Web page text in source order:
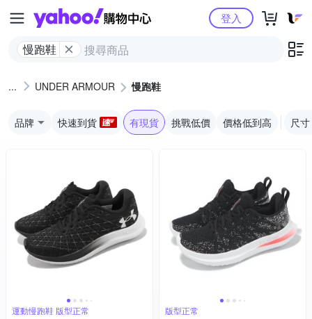
Yahoo購物中心
慢跑鞋
登入
UNDER ARMOUR 慢跑鞋
品牌 快速到貨 有現貨 挑戰低價 價格低到高 尺寸
運動慢跑鞋 版型正常 版型正常